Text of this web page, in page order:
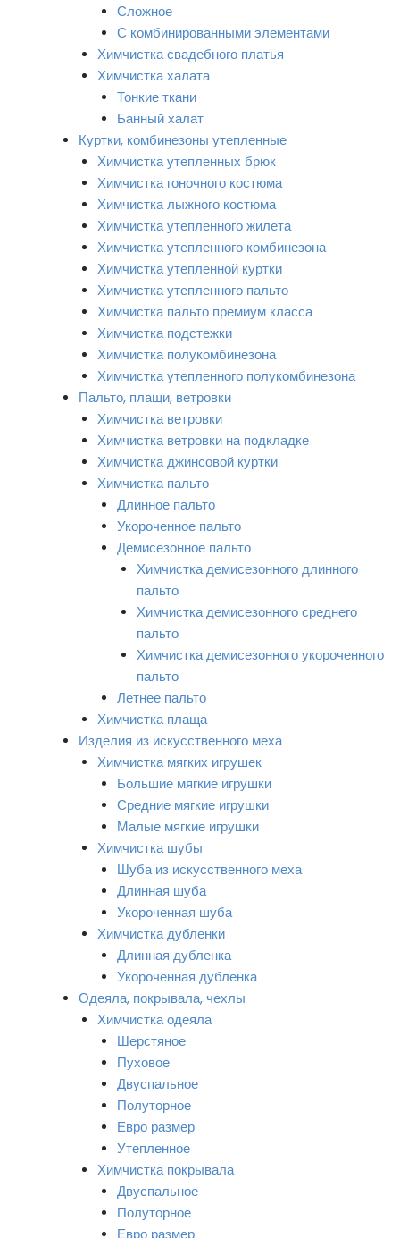
Сложное
С комбинированными элементами
Химчистка свадебного платья
Химчистка халата
Тонкие ткани
Банный халат
Куртки, комбинезоны утепленные
Химчистка утепленных брюк
Химчистка гоночного костюма
Химчистка лыжного костюма
Химчистка утепленного жилета
Химчистка утепленного комбинезона
Химчистка утепленной куртки
Химчистка утепленного пальто
Химчистка пальто премиум класса
Химчистка подстежки
Химчистка полукомбинезона
Химчистка утепленного полукомбинезона
Пальто, плащи, ветровки
Химчистка ветровки
Химчистка ветровки на подкладке
Химчистка джинсовой куртки
Химчистка пальто
Длинное пальто
Укороченное пальто
Демисезонное пальто
Химчистка демисезонного длинного
пальто
Химчистка демисезонного среднего
пальто
Химчистка демисезонного укороченного
пальто
Летнее пальто
Химчистка плаща
Изделия из искусственного меха
Химчистка мягких игрушек
Большие мягкие игрушки
Средние мягкие игрушки
Малые мягкие игрушки
Химчистка шубы
Шуба из искусственного меха
Длинная шуба
Укороченная шуба
Химчистка дубленки
Длинная дубленка
Укороченная дубленка
Одеяла, покрывала, чехлы
Химчистка одеяла
Шерстяное
Пуховое
Двуспальное
Полуторное
Евро размер
Утепленное
Химчистка покрывала
Двуспальное
Полуторное
Евро размер